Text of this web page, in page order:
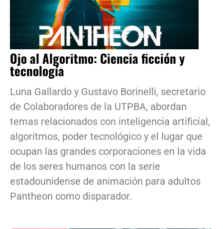
Ojo al Algoritmo: Ciencia ficción y
tecnología
Luna Gallardo y Gustavo Borinelli, secretario
de Colaboradores de la UTPBA, abordan
temas relacionados con inteligencia artificial,
algoritmos, poder tecnológico y el lugar que
ocupan las grandes corporaciones en la vida
de los seres humanos con la serie
estadounidense de animación para adultos
Pantheon como disparador.